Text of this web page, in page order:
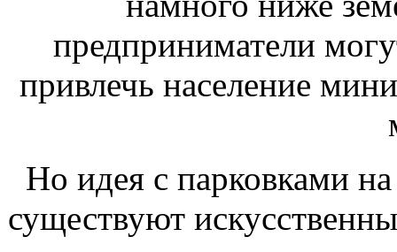
предприниматели
привлечь население
Но идея с парковками
существуют